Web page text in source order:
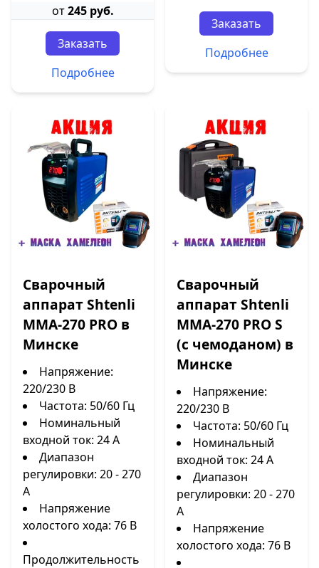
от245 руб.
Заказать
Подробнее
Заказать
Подробнее
Сварочный
аппарат Shtenli
MMA-270 PRO в
Минске
Напряжение:
220/230 В
Частота: 50/60 Гц
Номинальный
входной ток: 24 А
Диапазон
регулировки: 20 - 270
А
Напряжение
холостого хода: 76 В
Продолжительность
Сварочный
аппарат Shtenli
MMA-270 PRO S
(с чемоданом) в
Минске
Напряжение:
220/230 В
Частота: 50/60 Гц
Номинальный
входной ток: 24 А
Диапазон
регулировки: 20 - 270
А
Напряжение
холостого хода: 76 В